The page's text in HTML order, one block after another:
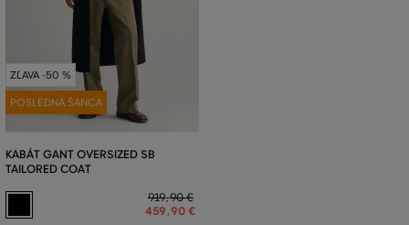
ZĽAVA -50 %
POSLEDNÁ ŠANCA
KABÁT GANT OVERSIZED SB
TAILORED COAT
919,90 €
459,90 €